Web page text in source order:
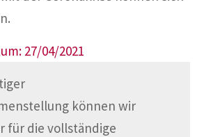
27/04/2021
können wir
für die vollständige